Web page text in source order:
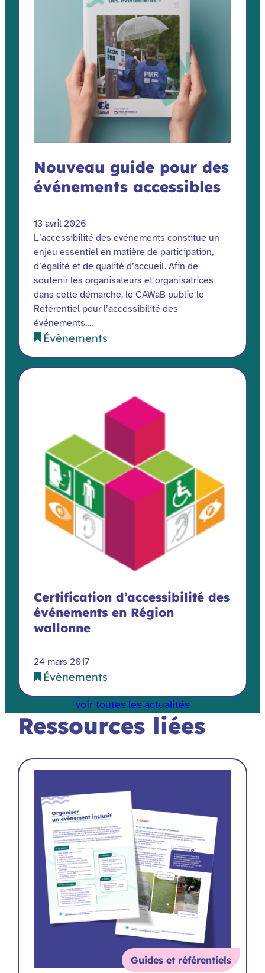
Nouveau guide pour des
événements accessibles
13 avril 2026
L’accessibilité des événements constitue un
enjeu essentiel en matière de participation,
d’égalité et de qualité d’accueil. Afin de
soutenir les organisateurs et organisatrices
dans cette démarche, le CAWaB publie le
Référentiel pour l’accessibilité des
événements,…
Évènements
Certification d’accessibilité des
événements en Région
wallonne
24 mars 2017
Évènements
voir toutes les actualités
Ressources liées
Guides et référentiels